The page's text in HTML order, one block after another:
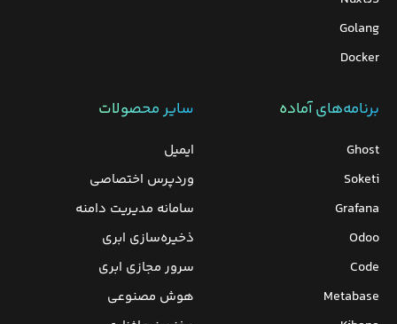
Golang
Docker
برنامه‌های‌ آماده
Ghost
Soketi
Grafana
Odoo
Code
Metabase
سایر محصولات
ایمیل
وردپرس‌ اختصاصی
سامانه مدیریت دامنه
ذخیره‌سازی ابری
سرور مجازی ابری
هوش مصنوعی